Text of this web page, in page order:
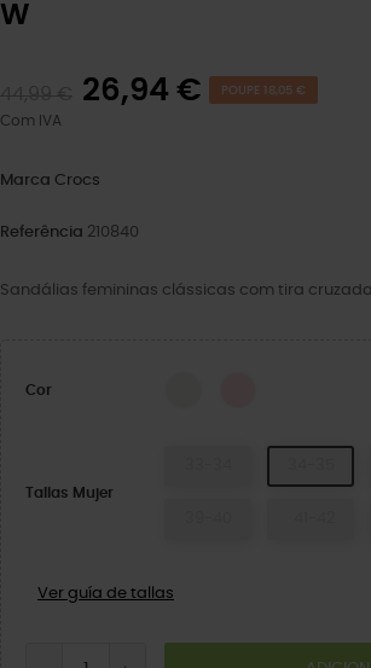
W
26,94 € POUPE 18,05 €
Com IVA
Marca Crocs
Referência 210840
Sandálias femininas clássicas com tira
Cor
Tallas Mujer
Ver guía de tallas